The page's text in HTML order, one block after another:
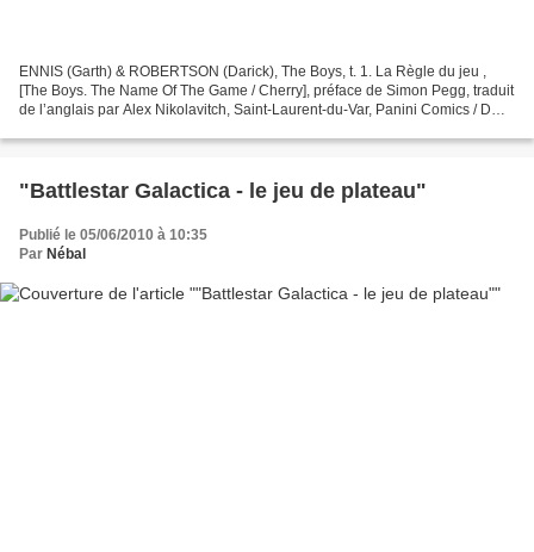
ENNIS (Garth) & ROBERTSON (Darick), The Boys, t. 1. La Règle du jeu ,
[The Boys. The Name Of The Game / Cherry], préface de Simon Pegg, traduit
de l’anglais par Alex Nikolavitch, Saint-Laurent-du-Var, Panini Comics / DC /
"Battlestar Galactica - le jeu de plateau"
Publié le 05/06/2010 à 10:35
Par Nébal